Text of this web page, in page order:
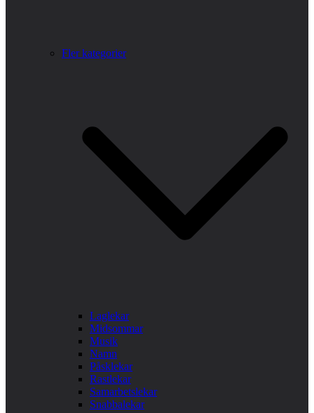
Fler kategorier
Laglekar
Midsommar
Musik
Namn
Påsklekar
Rastlekar
Samarbetslekar
Snabbalekar